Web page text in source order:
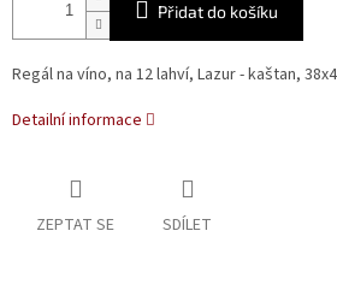
Přidat do košíku
Regál na víno, na 12 lahví, Lazur - kaštan,
Detailní informace
ZEPTAT SE SDÍLET